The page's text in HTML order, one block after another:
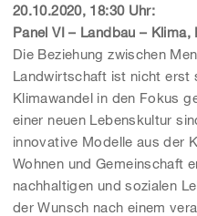
20.10.2020, 18:30 Uhr:
Panel VI – Landbau –
Die Beziehung zwischen
Landwirtschaft ist nicht erst
Klimawandel in den Fokus
einer neuen Lebenskultur
innovative Modelle aus der
Wohnen und Gemeinschaft
nachhaltigen und sozialen
der Wunsch nach einem